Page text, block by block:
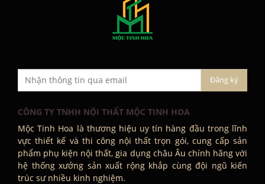
CÔNG TY TNHH NỘI THẤT MỘC TINH HOA
Mộc Tinh Hoa là thương hiệu uy tín hàng đầu trong lĩnh
vực thiết kế và thi công nội thất trọn gói, cung cấp sản
phẩm phụ kiện nội thất, gia dụng châu Âu chính hãng với
hệ thống xưởng sản xuất rộng khắp cùng đội ngũ kiến
trúc sư nhiều kinh nghiệm.